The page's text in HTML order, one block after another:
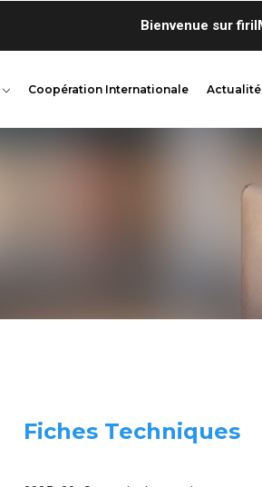
Bienvenue sur firilMa,
Coopération Internationale
Fiches Techniques